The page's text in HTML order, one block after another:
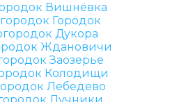
Вишнёвка
Городок
Дукора
Ждановичи
Заозерье
Колодищи
Лебедево